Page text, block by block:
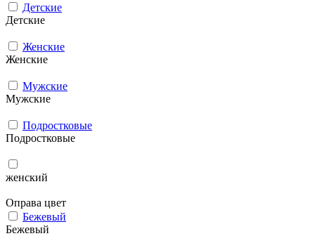
Детские
Детские
Женские
Женские
Мужcкие
Мужcкие
Подростковые
Подростковые
женский
Оправа цвет
Бежевый
Бежевый